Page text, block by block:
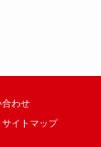
合わせ
サイトマップ